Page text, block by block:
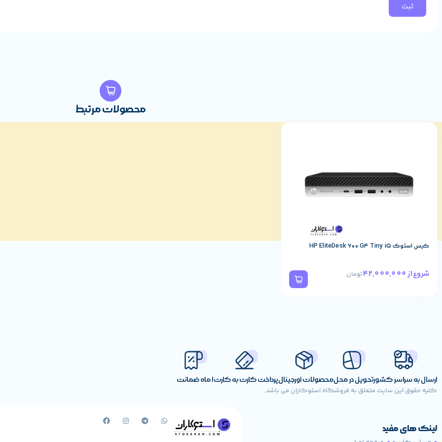
صدا، وب‌کم و امکانات جانبی
باتری و دوام شارژ
باتری شش‌سلولی این لپ‌تاپ با مصرف بهینه‌ی پردازنده‌های سری U، تا
کاربردهای پیشنهادی
محصولات مرتبط
کیس استوک HP EliteDesk 600 G4 Tiny i5
شروع از42,000,000 تومان
ارسال به سراسر کشورتحویل در محلمحصولات اورجینالپرداخت کارت به کارت1 ماه ضمانت
کلیه حقوق این سایت متعلق به فروشگاه استوکاران می باشد.
لینک های مفید